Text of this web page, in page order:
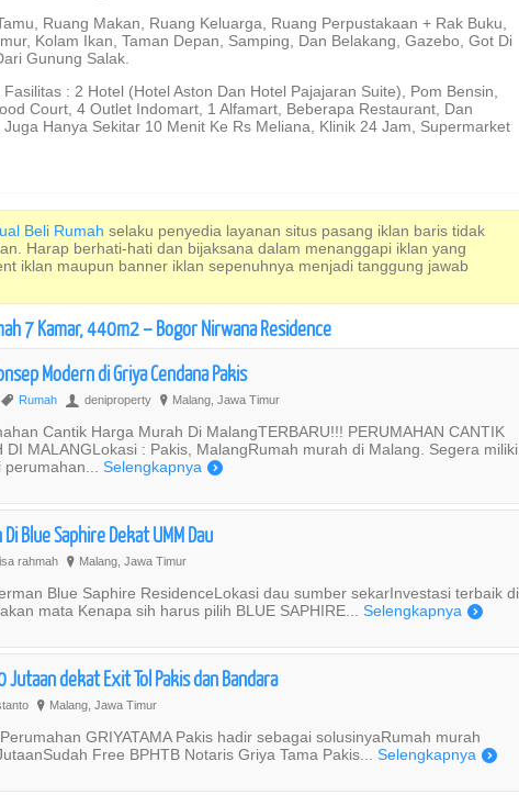
Ruang Makan, Ruang Keluarga, Ruang Perpustakaan + Rak Buku,
Kolam Ikan, Taman Depan, Samping, Dan Belakang, Gazebo, Got Di
Gunung Salak.
: 2 Hotel (Hotel Aston Dan Hotel Pajajaran Suite), Pom Bensin,
Court, 4 Outlet Indomart, 1 Alfamart, Beberapa Restaurant, Dan
Hanya Sekitar 10 Menit Ke Rs Meliana, Klinik 24 Jam, Supermarket
Beli Rumah selaku penyedia layanan situs pasang iklan baris tidak
Harap berhati-hati dan bijaksana dalam menanggapi iklan yang
iklan maupun banner iklan sepenuhnya menjadi tanggung jawab
7 Kamar, 440m2 – Bogor Nirwana Residence
Modern di Griya Cendana Pakis
, Rumah U deniproperty ? Malang, Jawa Timur
Cantik Harga Murah Di MalangTERBARU!!! PERUMAHAN CANTIK
DI MALANGLokasi : Pakis, MalangRumah murah di Malang. Segera miliki
Selengkapnya )
Blue Saphire Dekat UMM Dau
rahmah ? Malang, Jawa Timur
Blue Saphire ResidenceLokasi dau sumber sekarInvestasi terbaik di
mata Kenapa sih harus pilih BLUE SAPHIRE... Selengkapnya )
dekat Exit Tol Pakis dan Bandara
? Malang, Jawa Timur
GRIYATAMA Pakis hadir sebagai solusinyaRumah murah
Free BPHTB Notaris Griya Tama Pakis... Selengkapnya )